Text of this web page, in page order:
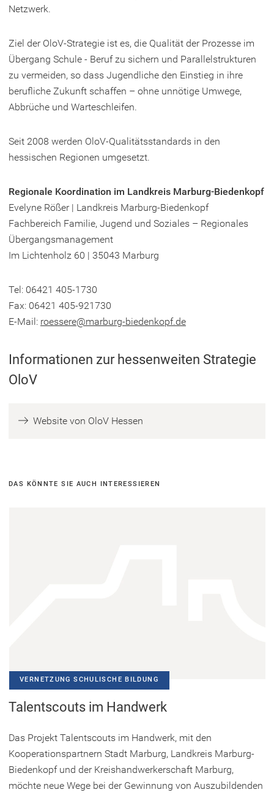
Netzwerk.
Ziel der OloV-Strategie ist es, die Qualität der Prozesse im
Übergang Schule - Beruf zu sichern und Parallelstrukturen
zu vermeiden, so dass Jugendliche den Einstieg in ihre
berufliche Zukunft schaffen – ohne unnötige Umwege,
Abbrüche und Warteschleifen.
Seit 2008 werden OloV-Qualitätsstandards in den
hessischen Regionen umgesetzt.
Regionale Koordination im Landkreis Marburg-Biedenkopf
Evelyne Rößer | Landkreis Marburg-Biedenkopf
Fachbereich Familie, Jugend und Soziales – Regionales
Übergangsmanagement
Im Lichtenholz 60 | 35043 Marburg
Tel: 06421 405-1730
Fax: 06421 405-921730
E-Mail: roessere marburg-biedenkopf de
Informationen zur hessenweiten Strategie
OloV
Website von OloV Hessen
(
n
u
e
n
a
b
)
DAS KÖNNTE SIE AUCH INTERESSIEREN
VERNETZUNG SCHULISCHE BILDUNG
Talentscouts im Handwerk
Das Projekt Talentscouts im Handwerk, mit den
Kooperationspartnern Stadt Marburg, Landkreis Marburg-
Biedenkopf und der Kreishandwerkerschaft Marburg,
möchte neue Wege bei der Gewinnung von Auszubildenden